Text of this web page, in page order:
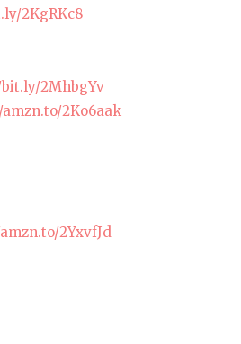
2KgRKc8
2MhbgYv
2Ko6aak
2YxvfJd